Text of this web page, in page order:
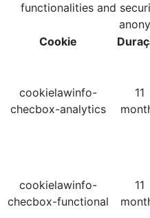
functionalities and
Cookie
cookielawinfo-
checbox-analytics
11
cookielawinfo-
checbox-functional
11